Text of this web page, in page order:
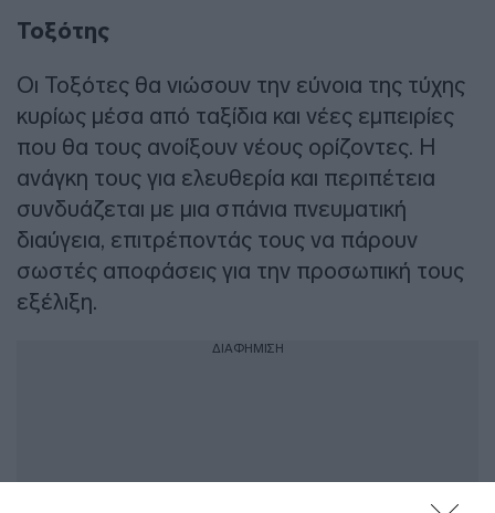
Τοξότης
Οι Τοξότες θα νιώσουν την εύνοια της τύχης
κυρίως μέσα από ταξίδια και νέες εμπειρίες
που θα τους ανοίξουν νέους ορίζοντες. Η
ανάγκη τους για ελευθερία και περιπέτεια
συνδυάζεται με μια σπάνια πνευματική
διαύγεια, επιτρέποντάς τους να πάρουν
σωστές αποφάσεις για την προσωπική τους
εξέλιξη.
ΔΙΑΦΗΜΙΣΗ